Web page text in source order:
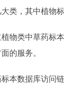
类，其中植物
物类中草药标
的服务。
本数据库访问链